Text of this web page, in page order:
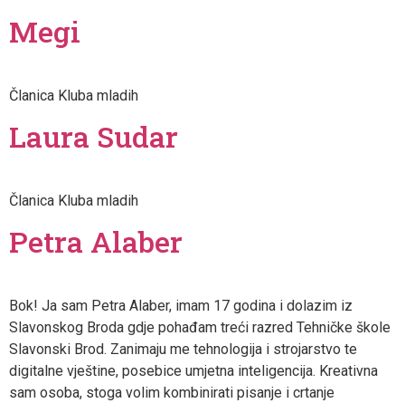
Megi
Članica Kluba mladih
Laura Sudar
Članica Kluba mladih
Petra Alaber
Bok! Ja sam Petra Alaber, imam 17 godina i dolazim iz
Slavonskog Broda gdje pohađam treći razred Tehničke škole
Slavonski Brod. Zanimaju me tehnologija i strojarstvo te
digitalne vještine, posebice umjetna inteligencija. Kreativna
sam osoba, stoga volim kombinirati pisanje i crtanje